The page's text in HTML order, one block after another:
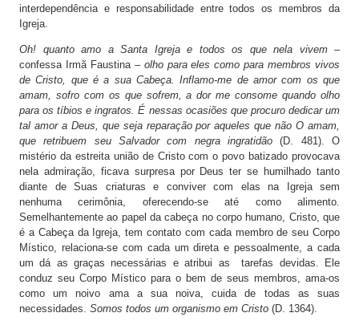
interdependência e responsabilidade entre todos os membros da
Igreja.
Oh! quanto amo a Santa Igreja e todos os que nela vivem –
confessa Irmã Faustina – olho para eles como para membros vivos
de Cristo, que é a sua Cabeça. Inflamo-me de amor com os que
amam, sofro com os que sofrem, a dor me consome quando olho
para os tíbios e ingratos. É nessas ocasiões que procuro dedicar um
tal amor a Deus, que seja reparação por aqueles que não O amam,
que retribuem seu Salvador com negra ingratidão(D. 481). O
mistério da estreita união de Cristo com o povo batizado provocava
nela admiração, ficava surpresa por Deus ter se humilhado tanto
diante de Suas criaturas e conviver com elas na Igreja sem
nenhuma cerimônia, oferecendo-se até como alimento.
Semelhantemente ao papel da cabeça no corpo humano, Cristo, que
é a Cabeça da Igreja, tem contato com cada membro de seu Corpo
Místico, relaciona-se com cada um direta e pessoalmente, a cada
um dá as graças necessárias e atribui as tarefas devidas. Ele
conduz seu Corpo Místico para o bem de seus membros, ama-os
como um noivo ama a sua noiva, cuida de todas as suas
necessidades. Somos todos um organismo em Cristo (D. 1364).